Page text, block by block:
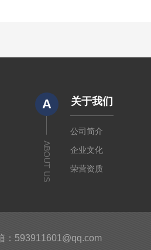
A
ABOUT US
关于我们
公司简介
企业文化
荣营资质
：593911601@qq.com